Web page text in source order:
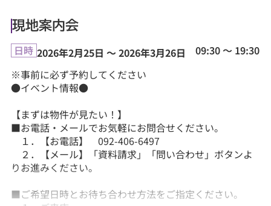
現地案内会
日時 2026年2月25日 ～ 2026年3月26日 09:30 ～ 19:30
※事前に必ず予約してください
●イベント情報●
【まずは物件が見たい！】
■お電話・メールでお気軽にお問合せください。
１．【お電話】 092-406-6497
２．【メール】「資料請求」「問い合わせ」ボタンよ
りお進みください。
■ご希望日時とお待ち合わせ方法をご指定ください。